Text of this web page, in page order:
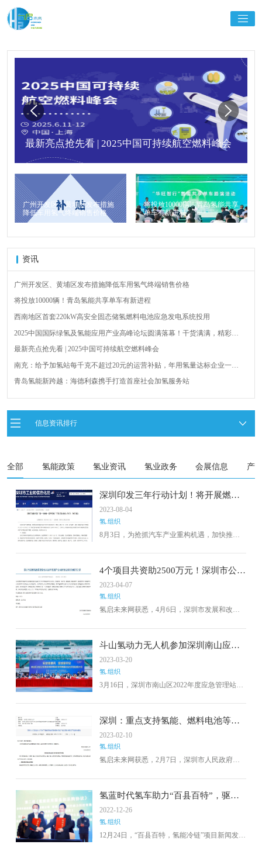
最新亮点抢先看 | 2025中国可持续航空燃料峰会
广州开发区、黄埔区发布措施
降低车用氢气终端销售价格
将投放10000辆！青岛氢能共享
单车有新进程
资讯
广州开发区、黄埔区发布措施降低车用氢气终端销售价格
将投放10000辆！青岛氢能共享单车有新进程
西南地区首套220kW高安全固态储氢燃料电池应急发电系统投用
2025中国国际绿氢及氢能应用产业高峰论坛圆满落幕！干货满满，精彩瞬
最新亮点抢先看 | 2025中国可持续航空燃料峰会
南充：给予加氢站每千克不超过20元的运营补贴，年用氢量达标企业一次
青岛氢能新跨越：海德利森携手打造首座社会加氢服务站
全球首台套！240吨氢能矿用刚性自卸车联合开发协议签署暨项目阶段开发
荷兰氢能产业联盟到访天德工业装备，与市区相关领导就威海文登区氢能
信息资讯排行
全部 氢能政策 氢业资讯 氢业政务 会展信息 产
深圳印发三年行动计划！将开展燃料
电池等汽车示范应用
2023-08-04
氢.组织
8月3日，为抢抓汽车产业重构机遇，加快推动
势而上建设“新一代世界一流汽车城”，深圳市工
业和信息化局结合实际情况，制定并发布了
《深圳市加快打造“新一代世界一流汽车城”三年
行动计划（2023－2025年）》。
4个项目共资助2500万元！深圳市公示
2022年氢能产业资助项目
2023-04-07
氢.组织
氢启未来网获悉，4月6日，深圳市发展和改革
目公示。
斗山氢动力无人机参加深圳南山应急
比武大会
2023-03-20
氢.组织
3月16日，深圳市南山区2022年度应急管理站比
中心举行。
深圳：重点支持氢能、燃料电池等新
能源汽车领域
2023-02-10
氢.组织
氢启未来网获悉，2月7日，深圳市人民政府印
干措施》
氢蓝时代氢车助力“百县百特”，驱动
乡村振兴！
2022-12-26
氢.组织
12月24日，“百县百特，氢能冷链”项目新闻发布